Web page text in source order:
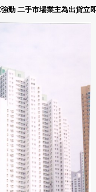
勁 二手市場業主為出貨立